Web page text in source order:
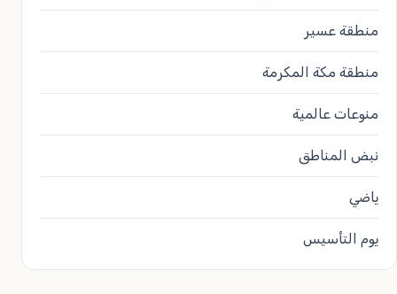
منطقة عسير
منطقة مكة المكرمة
منوعات عالمية
نبض المناطق
ياضي
يوم التأسيس